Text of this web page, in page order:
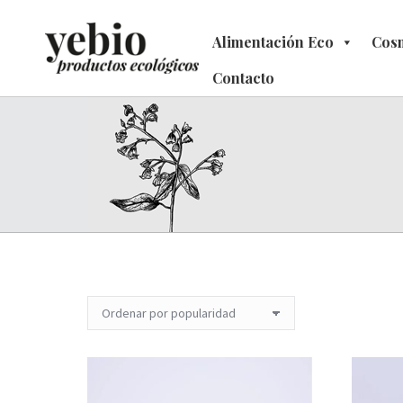
Alimentación Eco
Contacto
Alimentación Eco
Contacto